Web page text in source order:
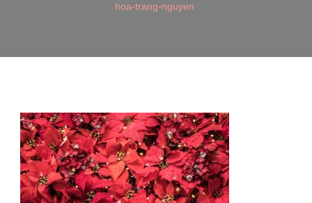
hoa-trang-nguyen